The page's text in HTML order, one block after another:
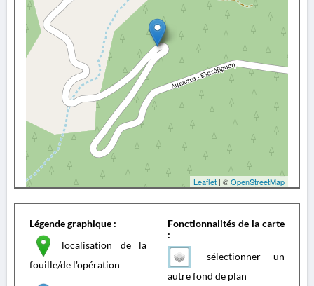
Leaflet | ©OpenStreetMap
Légende graphique :
localisation de la
fouille/de l'opération
Fonctionnalités de la carte
:
sélectionner un
autre fond de plan